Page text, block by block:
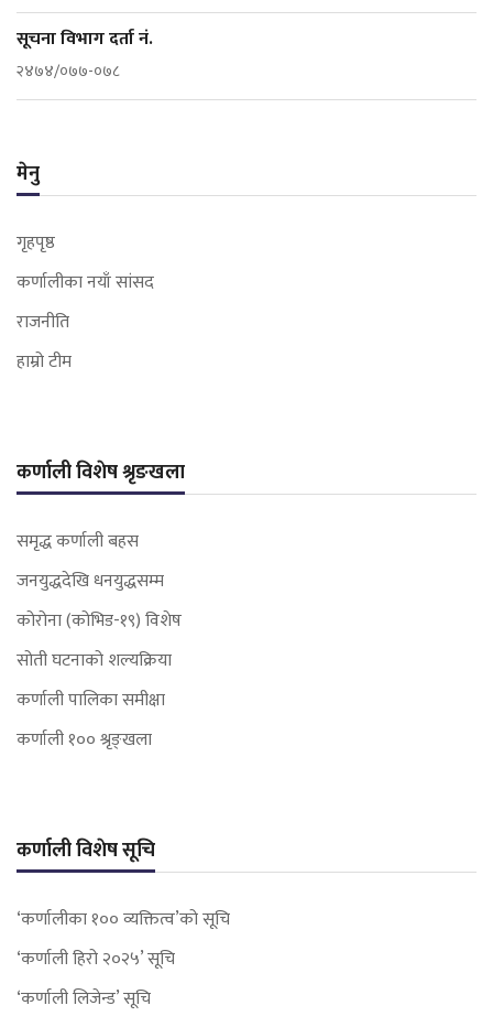
सूचना विभाग दर्ता नं.
२४७४/०७७-०७८
मेनु
गृहपृष्ठ
कर्णालीका नयाँ सांसद
राजनीति
हाम्रो टीम
कर्णाली विशेष श्रृङखला
समृद्ध कर्णाली बहस
जनयुद्धदेखि धनयुद्धसम्म
कोरोना (कोभिड-१९) विशेष
सोती घटनाको शल्यक्रिया
कर्णाली पालिका समीक्षा
कर्णाली १०० श्रृङ्खला
कर्णाली विशेष सूचि
‘कर्णालीका १०० व्यक्तित्व’को सूचि
‘कर्णाली हिरो २०२५’ सूचि
‘कर्णाली लिजेन्ड’ सूचि